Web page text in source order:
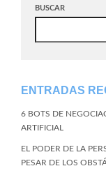
BUSCAR
ENTRADAS
6 BOTS DE
ARTIFICIAL
EL PODER DE LA
PESAR DE LOS